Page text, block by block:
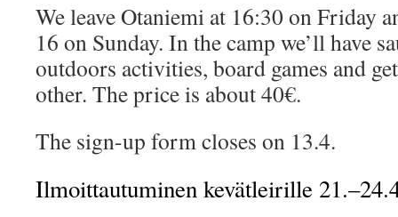
We leave Otaniemi at 16:30 on Friday
16 on Sunday. In the camp we’ll have
outdoors activities, board games and
other. The price is about 40€.
The sign-up form closes on 13.4.
Ilmoittautuminen kevätleirille